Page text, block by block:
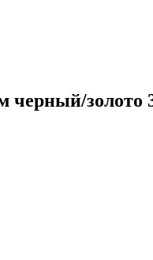
золото